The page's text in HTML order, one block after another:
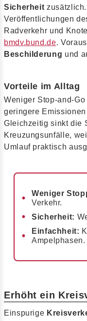
Sicherheit
Veröffentlichungen
Radverkehr und
bmdv.bund.de.
Beschilderung und
Vorteile im Alltag
Weniger Stop-and-
geringere
Gleichzeitig sinkt die
Kreuzungsunfälle,
Umlauf praktisch
Weniger
Verkehr.
Sicherheit:
Einfachheit:
Ampelphasen.
Erhöht ein
Einspurige